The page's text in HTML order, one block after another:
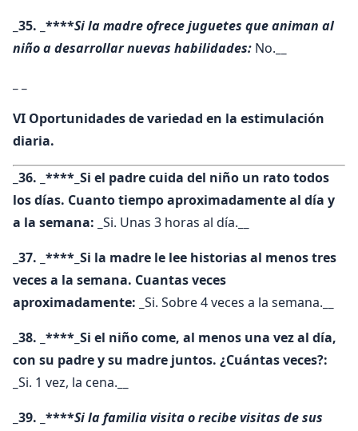
_35. _****Si la madre ofrece juguetes que animan al
niño a desarrollar nuevas habilidades: No.
VI Oportunidades de variedad en la estimulación
diaria.
_36. _****_Si el padre cuida del niño un rato todos
los días. Cuanto tiempo aproximadamente al día y
a la semana: _ Si. Unas 3 horas al día.
_37. _****_Si la madre le lee historias al menos tres
veces a la semana. Cuantas veces
aproximadamente: _ Si. Sobre 4 veces a la semana.
_38. _****_Si el niño come, al menos una vez al día,
con su padre y su madre juntos. ¿Cuántas veces?:
Si. 1 vez, la cena.
_39. _****Si la familia visita o recibe visitas de sus